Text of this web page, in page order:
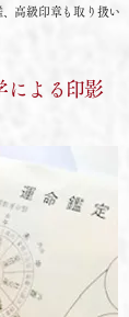
高級印章も取り扱い
による印影